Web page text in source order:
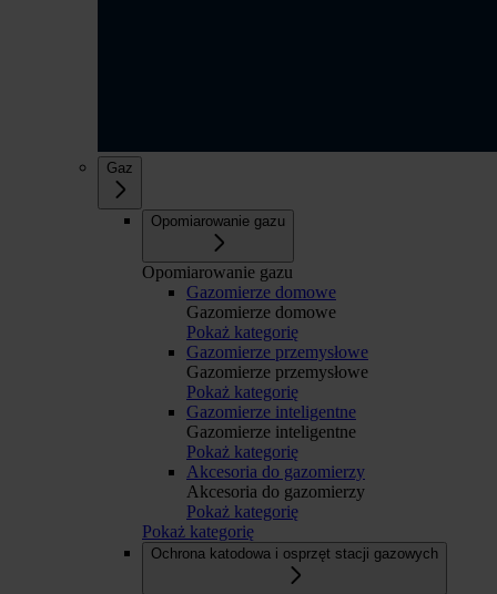
Gaz
Opomiarowanie gazu
Opomiarowanie gazu
Gazomierze domowe
Gazomierze domowe
Pokaż kategorię
Gazomierze przemysłowe
Gazomierze przemysłowe
Pokaż kategorię
Gazomierze inteligentne
Gazomierze inteligentne
Pokaż kategorię
Akcesoria do gazomierzy
Akcesoria do gazomierzy
Pokaż kategorię
Pokaż kategorię
Ochrona katodowa i osprzęt stacji gazowych